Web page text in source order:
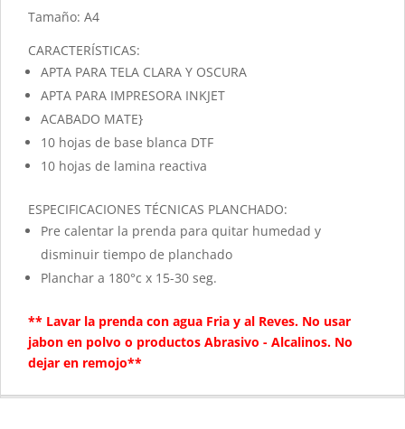
Tamaño: A4
CARACTERÍSTICAS:
APTA PARA TELA CLARA Y OSCURA
APTA PARA IMPRESORA INKJET
ACABADO MATE}
10 hojas de base blanca DTF
10 hojas de lamina reactiva
ESPECIFICACIONES TÉCNICAS PLANCHADO:
Pre calentar la prenda para quitar humedad y
disminuir tiempo de planchado
Planchar a 180°c x 15-30 seg.
** Lavar la prenda con agua Fria y al Reves. No usar
jabon en polvo o productos Abrasivo - Alcalinos. No
dejar en remojo**